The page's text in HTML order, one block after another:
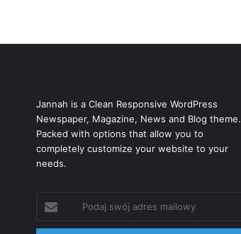
Jannah is a Clean Responsive WordPress
Newspaper, Magazine, News and Blog theme.
Packed with options that allow you to
completely customize your website to your
needs.
swój
adres